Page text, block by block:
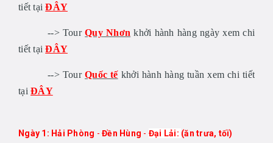
tiết tạiĐÂY
--> TourQuy Nhơn khởi hành hàng ngày xem chi
tiết tạiĐÂY
--> Tour Quốc tế khởi hành hàng tuần xem chi tiết
tại ĐÂY
Ngày 1: Hải Phòng - Đền Hùng - Đại Lải: (ăn trưa, tối)